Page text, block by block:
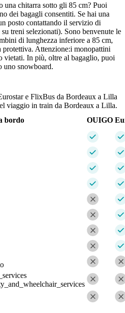
una chitarra sotto gli 85 cm? Puoi
dei bagagli consentiti. Se hai una
posto contattando il servizio di
treni selezionati). Sono benvenute le
di lunghezza inferiore a 85 cm,
protettiva. Attenzione:i monopattini
vietati. In più, oltre al bagaglio, puoi
uno snowboard.
e FlixBus da Bordeaux a Lilla
viaggio in train da Bordeaux a Lilla.
bordo
OUIGO